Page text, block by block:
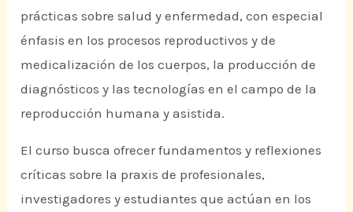
prácticas sobre salud y enfermedad, con especial
énfasis en los procesos reproductivos y de
medicalización de los cuerpos, la producción de
diagnósticos y las tecnologías en el campo de la
reproducción humana y asistida.
El curso busca ofrecer fundamentos y reflexiones
críticas sobre la praxis de profesionales,
investigadores y estudiantes que actúan en los